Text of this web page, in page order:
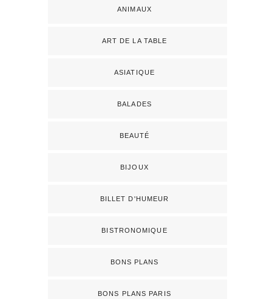
ANIMAUX
ART DE LA TABLE
ASIATIQUE
BALADES
BEAUTÉ
BIJOUX
BILLET D'HUMEUR
BISTRONOMIQUE
BONS PLANS
BONS PLANS PARIS